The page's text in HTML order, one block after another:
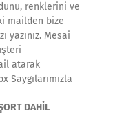
renklerini ve
mailden bize
yazınız. Mesai
atarak
Saygılarımızla
DAHİL